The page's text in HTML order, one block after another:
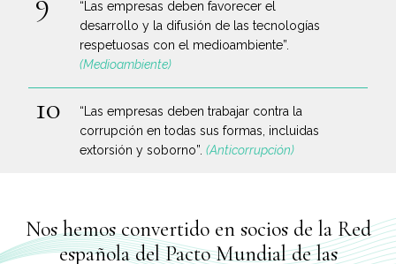
“Las empresas deben favorecer el
desarrollo y la difusión de las tecnologías
respetuosas con el medioambiente”.
(Medioambiente)
“Las empresas deben trabajar contra la
corrupción en todas sus formas, incluidas
extorsión y soborno”. (Anticorrupción)
Nos hemos convertido en socios de la Red
española del Pacto Mundial de las